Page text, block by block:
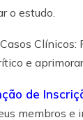
o estudo.
e
de
membros e